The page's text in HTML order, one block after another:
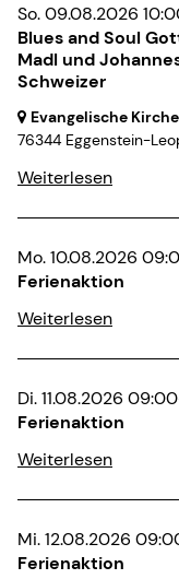
So. 09.08.2026
Blues and Soul
Madl und
Schweizer
Evangelische
76344 Eggenstein-
Weiterlesen
Mo. 10.08.2026
Ferienaktion
Weiterlesen
Di. 11.08.2026
Ferienaktion
Weiterlesen
Mi. 12.08.2026
Ferienaktion